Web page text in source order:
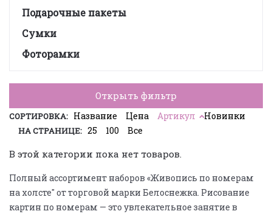
Подарочные пакеты
Сумки
Фоторамки
Открыть фильтр
СОРТИРОВКА: Название Цена Артикул Новинки
НА СТРАНИЦЕ: 25 100 Все
В этой категории пока нет товаров.
Полный ассортимент наборов «Живопись по номерам
на холсте" от торговой марки Белоснежка. Рисование
картин по номерам — это увлекательное занятие в